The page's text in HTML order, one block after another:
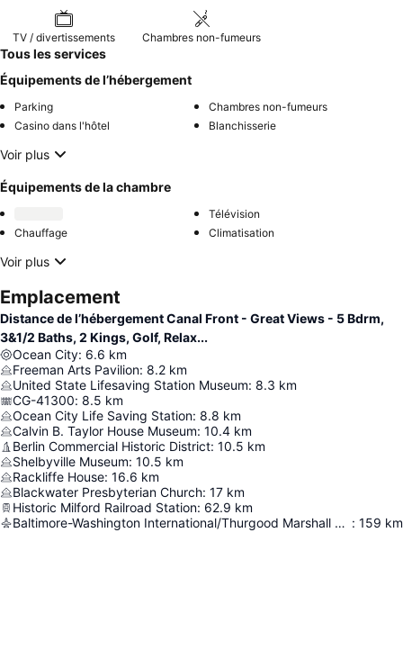
TV / divertissements Chambres non-fumeurs
Tous les services
Équipements de l’hébergement
Parking
Chambres non-fumeurs
Casino dans l'hôtel
Blanchisserie
Voir plus
Équipements de la chambre
Télévision
Chauffage
Climatisation
Voir plus
Emplacement
Distance de l’hébergement Canal Front - Great Views - 5 Bdrm,
3&1/2 Baths, 2 Kings, Golf, Relax...
Ocean City: 6.6 km
Freeman Arts Pavilion: 8.2 km
United State Lifesaving Station Museum: 8.3 km
CG-41300: 8.5 km
Ocean City Life Saving Station: 8.8 km
Calvin B. Taylor House Museum: 10.4 km
Berlin Commercial Historic District: 10.5 km
Shelbyville Museum: 10.5 km
Rackliffe House: 16.6 km
Blackwater Presbyterian Church: 17 km
Historic Milford Railroad Station: 62.9 km
Baltimore-Washington International/Thurgood Marshall Airport : 159 km